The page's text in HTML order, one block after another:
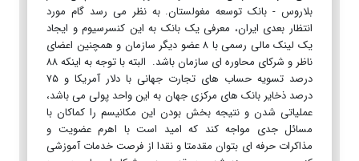
بلاروس - بانک توسعه مغولستان. به نظر می رسد گام مورد
انتظار بعدی ایران، معرفی یک بانک به این کنسرسیوم و ایجاد
یک لینک مالی رسمی با ۸ عضو دیگر سازمان و همچنین اعضای
ناظر و شرکای محاوره ای سازمان باشد. البته با توجه به اینکه ۸۸
درصد تسویه حساب های تجارت جهانی با دلار آمریکا و ۷۵
درصد ذخایر بانک های مرکزی جهان به این واحد پولی می باشد،
عملیاتی شدن و نتيجه بخش بودن این مکانیسم را کماکان با
مسائل جدی مواجه کند که امید است با اهرم عضویت و
مذاکرات حرفه ای بتوان مقدمتا و نقدا از فرصت خدمات آموزشی